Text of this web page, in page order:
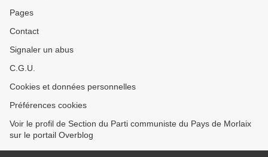
Pages
Contact
Signaler un abus
C.G.U.
Cookies et données personnelles
Préférences cookies
Voir le profil de Section du Parti communiste du Pays de Morlaix
sur le portail Overblog